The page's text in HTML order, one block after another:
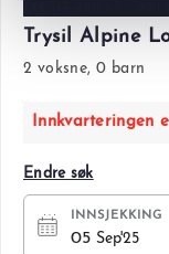
Trysil Alpine
2 voksne, 0 barn
Innkvarteringen
Endre søk
INNSJEKKING
05 Sep'25